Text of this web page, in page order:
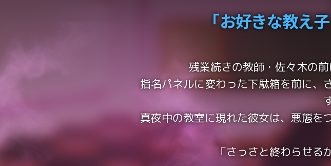
「お好きな教え
残業続きの教師・佐々木の
指名パネルに変わった下駄箱を前に、
真夜中の教室に現れた彼女は、悪態を
「さっさと終わらせる